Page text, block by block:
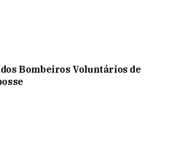
Bombeiros Voluntários de